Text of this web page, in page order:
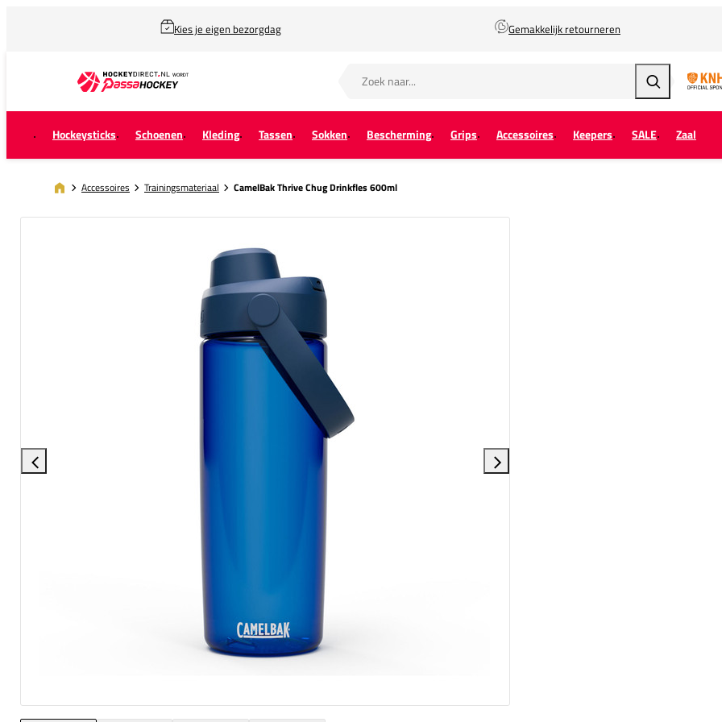
Kies je eigen bezorgdag Gemakkelijk retourneren
Zoeken
Hockeysticks Schoenen Kleding Tassen Sokken Bescherming Grips Accessoires Keepers SALE Zaal
Accessoires Trainingsmateriaal CamelBak Thrive Chug Drinkfles 600ml